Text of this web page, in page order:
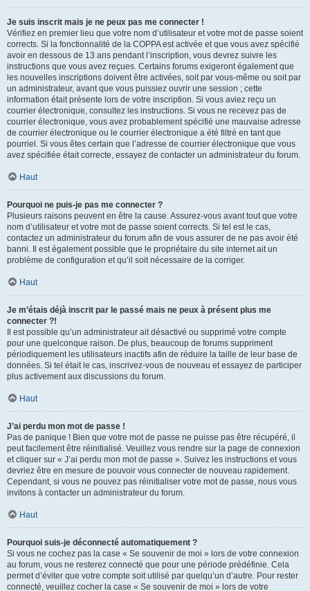
Je suis inscrit mais je ne peux pas me connecter !
Vérifiez en premier lieu que votre nom d’utilisateur et votre mot de passe soient
corrects. Si la fonctionnalité de la COPPA est activée et que vous avez spécifié
avoir en dessous de 13 ans pendant l’inscription, vous devrez suivre les
instructions que vous avez reçues. Certains forums exigeront également que
les nouvelles inscriptions doivent être activées, soit par vous-même ou soit par
un administrateur, avant que vous puissiez ouvrir une session ; cette
information était présente lors de votre inscription. Si vous aviez reçu un
courrier électronique, consultez les instructions. Si vous ne recevez pas de
courrier électronique, vous avez probablement spécifié une mauvaise adresse
de courrier électronique ou le courrier électronique a été filtré en tant que
pourriel. Si vous êtes certain que l’adresse de courrier électronique que vous
avez spécifiée était correcte, essayez de contacter un administrateur du forum.
Haut
Pourquoi ne puis-je pas me connecter ?
Plusieurs raisons peuvent en être la cause. Assurez-vous avant tout que votre
nom d’utilisateur et votre mot de passe soient corrects. Si tel est le cas,
contactez un administrateur du forum afin de vous assurer de ne pas avoir été
banni. Il est également possible que le propriétaire du site internet ait un
problème de configuration et qu’il soit nécessaire de la corriger.
Haut
Je m’étais déjà inscrit par le passé mais ne peux à présent plus me
connecter ?!
Il est possible qu’un administrateur ait désactivé ou supprimé votre compte
pour une quelconque raison. De plus, beaucoup de forums suppriment
périodiquement les utilisateurs inactifs afin de réduire la taille de leur base de
données. Si tel était le cas, inscrivez-vous de nouveau et essayez de participer
plus activement aux discussions du forum.
Haut
J’ai perdu mon mot de passe !
Pas de panique ! Bien que votre mot de passe ne puisse pas être récupéré, il
peut facilement être réinitialisé. Veuillez vous rendre sur la page de connexion
et cliquer sur « J’ai perdu mon mot de passe ». Suivez les instructions et vous
devriez être en mesure de pouvoir vous connecter de nouveau rapidement.
Cependant, si vous ne pouvez pas réinitialiser votre mot de passe, nous vous
invitons à contacter un administrateur du forum.
Haut
Pourquoi suis-je déconnecté automatiquement ?
Si vous ne cochez pas la case « Se souvenir de moi » lors de votre connexion
au forum, vous ne resterez connecté que pour une période prédéfinie. Cela
permet d’éviter que votre compte soit utilisé par quelqu’un d’autre. Pour rester
connecté, veuillez cocher la case « Se souvenir de moi » lors de votre